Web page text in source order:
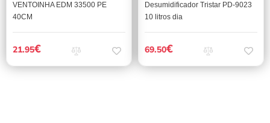
VENTOINHA EDM 33500 PE
40CM
21.95€
Desumidificador Tristar PD-9023
10 litros dia
69.50€